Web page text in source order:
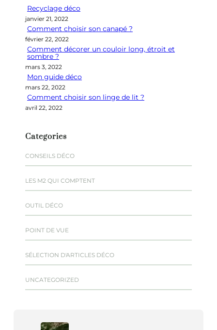
c
h
e
Recyclage déco
janvier 21, 2022
Comment choisir son canapé ?
février 22, 2022
Comment décorer un couloir long, étroit et
sombre ?
mars 3, 2022
Mon guide déco
mars 22, 2022
Comment choisir son linge de lit ?
avril 22, 2022
Categories
CONSEILS DÉCO
LES M2 QUI COMPTENT
OUTIL DÉCO
POINT DE VUE
SÉLECTION D'ARTICLES DÉCO
UNCATEGORIZED